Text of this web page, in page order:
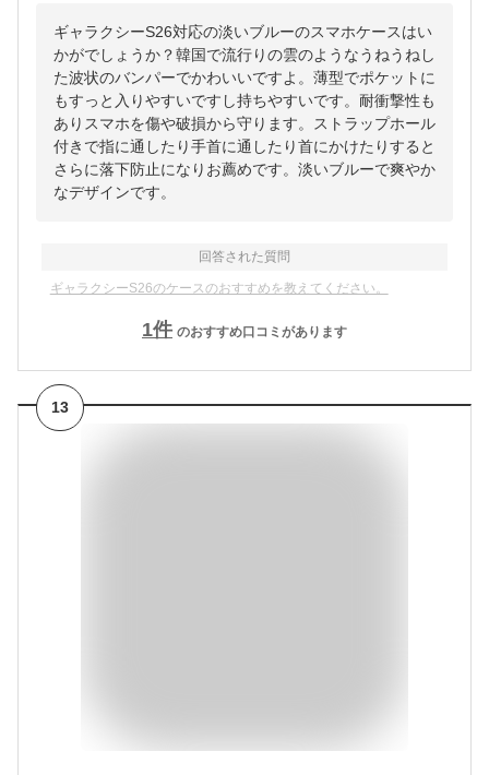
ギャラクシーS26対応の淡いブルーのスマホケースはい
かがでしょうか？韓国で流行りの雲のようなうねうねし
た波状のバンパーでかわいいですよ。薄型でポケットに
もすっと入りやすいですし持ちやすいです。耐衝撃性も
ありスマホを傷や破損から守ります。ストラップホール
付きで指に通したり手首に通したり首にかけたりすると
さらに落下防止になりお薦めです。淡いブルーで爽やか
なデザインです。
回答された質問
ギャラクシーS26のケースのおすすめを教えてください。
1件 のおすすめ口コミがあります
13